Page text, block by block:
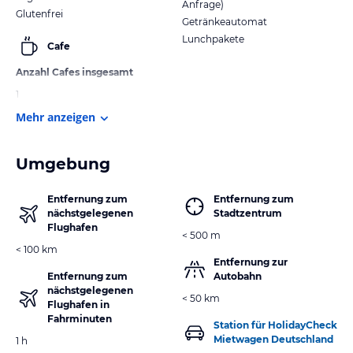
Glutenfrei
Cafe
Anzahl Cafes insgesamt
1
Anfrage)
Getränkeautomat
Lunchpakete
Mehr anzeigen
Umgebung
Entfernung zum
nächstgelegenen
Flughafen
< 100 km
Entfernung zum
nächstgelegenen
Flughafen in
Fahrminuten
1 h
Entfernung zum
Stadtzentrum
< 500 m
Entfernung zur
Autobahn
< 50 km
Station für HolidayCheck
Mietwagen Deutschland